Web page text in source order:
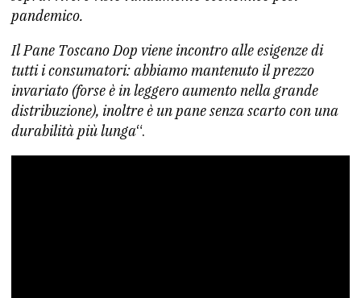
pandemico.
Il Pane Toscano Dop viene incontro alle esigenze di
tutti i consumatori: abbiamo mantenuto il prezzo
invariato (forse è in leggero aumento nella grande
distribuzione), inoltre è un pane senza scarto con una
durabilità più lunga“.